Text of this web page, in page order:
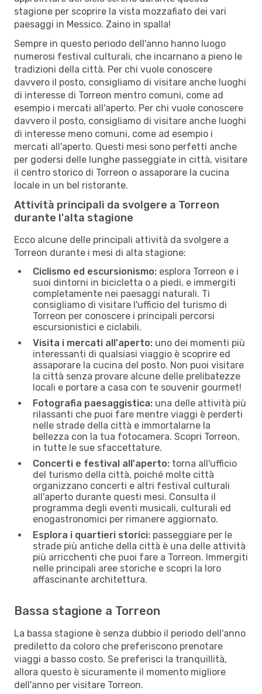
stagione per scoprire la vista mozzafiato dei vari
paesaggi in Messico. Zaino in spalla!
Sempre in questo periodo dell'anno hanno luogo
numerosi festival culturali, che incarnano a pieno le
tradizioni della città. Per chi vuole conoscere
davvero il posto, consigliamo di visitare anche luoghi
di interesse di Torreon mentro comuni, come ad
esempio i mercati all'aperto. Per chi vuole conoscere
davvero il posto, consigliamo di visitare anche luoghi
di interesse meno comuni, come ad esempio i
mercati all'aperto. Questi mesi sono perfetti anche
per godersi delle lunghe passeggiate in città, visitare
il centro storico di Torreon o assaporare la cucina
locale in un bel ristorante.
Attività principali da svolgere a Torreon
durante l'alta stagione
Ecco alcune delle principali attività da svolgere a
Torreon durante i mesi di alta stagione:
Ciclismo ed escursionismo: esplora Torreon e i
suoi dintorni in bicicletta o a piedi, e immergiti
completamente nei paesaggi naturali. Ti
consigliamo di visitare l'ufficio del turismo di
Torreon per conoscere i principali percorsi
escursionistici e ciclabili.
Visita i mercati all'aperto: uno dei momenti più
interessanti di qualsiasi viaggio è scoprire ed
assaporare la cucina del posto. Non puoi visitare
la città senza provare alcune delle prelibatezze
locali e portare a casa con te souvenir gourmet!
Fotografia paesaggistica: una delle attività più
rilassanti che puoi fare mentre viaggi è perderti
nelle strade della città e immortalarne la
bellezza con la tua fotocamera. Scopri Torreon,
in tutte le sue sfaccettature.
Concerti e festival all'aperto: torna all'ufficio
del turismo della città, poiché molte città
organizzano concerti e altri festival culturali
all'aperto durante questi mesi. Consulta il
programma degli eventi musicali, culturali ed
enogastronomici per rimanere aggiornato.
Esplora i quartieri storici: passeggiare per le
strade più antiche della città è una delle attività
più arricchenti che puoi fare a Torreon. Immergiti
nelle principali aree storiche e scopri la loro
affascinante architettura.
Bassa stagione a Torreon
La bassa stagione è senza dubbio il periodo dell'anno
prediletto da coloro che preferiscono prenotare
viaggi a basso costo. Se preferisci la tranquillità,
allora questo è sicuramente il momento migliore
dell'anno per visitare Torreon.